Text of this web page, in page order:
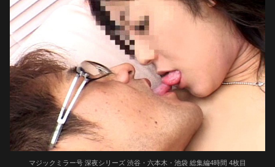
マジックミラー号 深夜シリーズ 渋谷・六本木・池袋 総集編4時間 4枚目